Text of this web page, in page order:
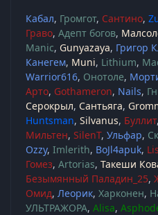
Кабал Громгот Сантино
Граво Адепт богов
Manic Gunyazaya Григор
Канегем Muni Lithium
Warrior616 Онотоле
Арто Gothameron Nails
Серокрыл Сантьяга
Huntsman Silvanus Буллит
Мильтен SilenT Ульфар
Ozzy Imlerith BoJl4apuk
Гомез Artorias Такеши
Безымянный Паладин_25
Омид Леорик Харконен
УЛЬТРАЖОРА Alisa